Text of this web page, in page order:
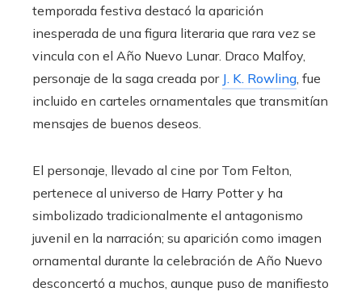
temporada festiva destacó la aparición
inesperada de una figura literaria que rara vez se
vincula con el Año Nuevo Lunar. Draco Malfoy,
personaje de la saga creada por J. K. Rowling, fue
incluido en carteles ornamentales que transmitían
mensajes de buenos deseos.
El personaje, llevado al cine por Tom Felton,
pertenece al universo de Harry Potter y ha
simbolizado tradicionalmente el antagonismo
juvenil en la narración; su aparición como imagen
ornamental durante la celebración de Año Nuevo
desconcertó a muchos, aunque puso de manifiesto